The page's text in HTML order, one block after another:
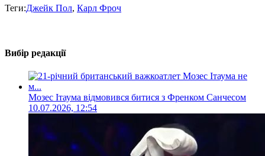
Теги:Джейк Пол, Карл Фроч
Вибір редакції
Мозес Ітаума відмовився битися з Френком Санчесом
10.07.2026, 12:54